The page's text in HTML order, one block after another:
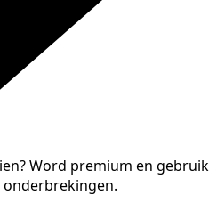
Word premium en gebruik